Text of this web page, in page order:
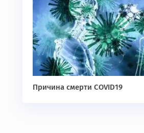
Причина смерти COVID19